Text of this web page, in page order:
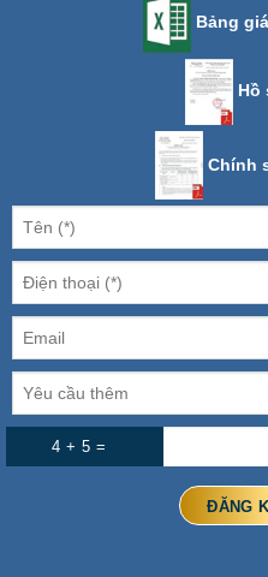
Bảng
Hồ
Chính
4 + 5 =